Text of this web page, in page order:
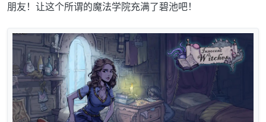
朋友！让这个所谓的魔法学院充满了碧池吧！